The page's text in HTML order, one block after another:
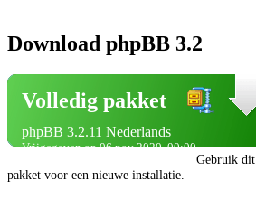
Download phpBB 3.2
Volledig pakket
phpBB 3.2.11 Nederlands
Vrijgegeven op 06 nov 2020, 00:00
Gebruik dit
pakket voor een nieuwe installatie.